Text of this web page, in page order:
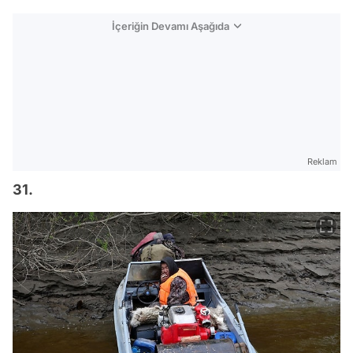
İçeriğin Devamı Aşağıda
Reklam
31.